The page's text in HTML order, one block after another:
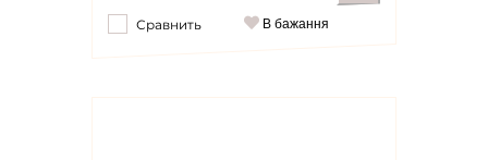
Сравнить В бажання